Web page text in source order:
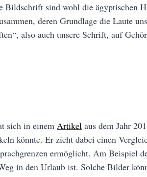
sind wohl die ägyptischen
deren Grundlage die Laute
also auch unsere Schrift, auf
sich in einem Artikel aus dem Jahr
könnte. Er zieht dabei einen
ermöglicht. Am Beispiel
in den Urlaub ist. Solche Bilder